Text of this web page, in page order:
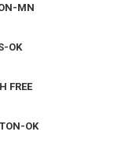
MN
OK
FREE
OK